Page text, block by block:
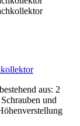
aus: 2
und